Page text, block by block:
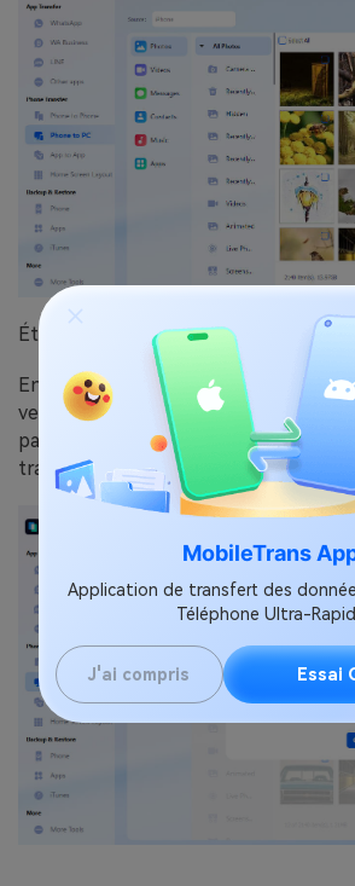
MobileTrans
Application de transfert des
Téléphone Ultra-
J'ai compris Essai
Étape 3 : Transférer les vidéos vers
Enfin, vos vidéos seront transférées
vers votre ordinateur. N'intervenez
par câble tant que toutes les vidéos
transférées.